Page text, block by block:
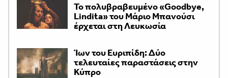
Το πολυβραβευμένο «Goodbye,
Lindita» του Μάριο Μπανούσι
έρχεται στη Λευκωσία
Ίων του Ευριπίδη: Δύο
τελευταίες παραστάσεις στην
Κύπρο